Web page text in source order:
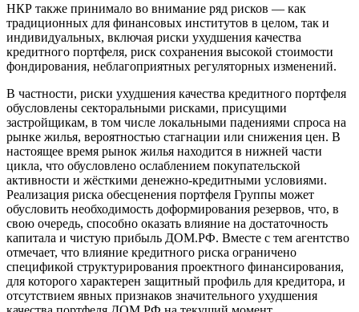
НКР также принимало во внимание ряд рисков — как
традиционных для финансовых институтов в целом, так и
индивидуальных, включая риски ухудшения качества
кредитного портфеля, риск сохранения высокой стоимости
фондирования, неблагоприятных регуляторных изменений.
В частности, риски ухудшения качества кредитного портфеля
обусловлены секторальными рисками, присущими
застройщикам, в том числе локальными падениями спроса на
рынке жилья, вероятностью стагнации или снижения цен. В
настоящее время рынок жилья находится в нижней части
цикла, что обусловлено ослаблением покупательской
активности и жёсткими денежно-кредитными условиями.
Реализация риска обесценения портфеля Группы может
обусловить необходимость доформирования резервов, что, в
свою очередь, способно оказать влияние на достаточность
капитала и чистую прибыль ДОМ.РФ. Вместе с тем агентство
отмечает, что влияние кредитного риска ограничено
спецификой структурирования проектного финансирования,
для которого характерен защитный профиль для кредитора, и
отсутствием явных признаков значительного ухудшения